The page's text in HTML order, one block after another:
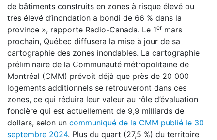
de bâtiments construits en zones à risque élevé ou
très élevé d’inondation a bondi de 66 % dans la
province », rapporte Radio-Canada. Le 1ermars
prochain, Québec diffusera la mise à jour de sa
cartographie des zones inondables. La cartographie
préliminaire de la Communauté métropolitaine de
Montréal (CMM) prévoit déjà que près de 20 000
logements additionnels se retrouveront dans ces
zones, ce qui réduira leur valeur au rôle d’évaluation
foncière qui est actuellement de 9,9 milliards de
dollars, selon un communiqué de la CMM publié le 30
septembre 2024. Plus du quart (27,5 %) du territoire